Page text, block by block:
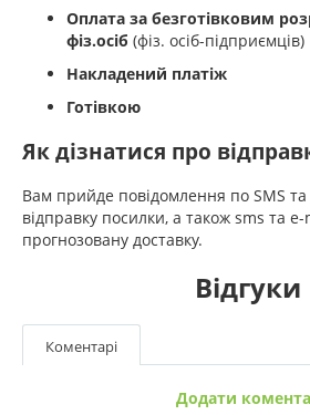
Оплата за безготівковим
фіз.осіб (фіз. осіб-підприємців)
Накладений платіж
Готівкою
Як дізнатися про
Вам прийде повідомлення по SMS
відправку посилки, а також sms та
прогнозовану доставку.
Відгуки
Коментарі
Додати